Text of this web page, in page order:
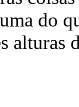
do
alturas